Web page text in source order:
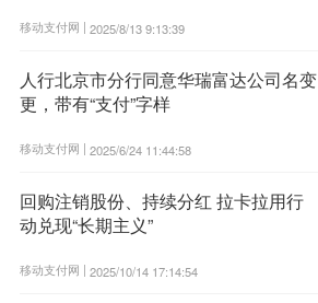
移动支付网 | 2025/8/13 9:13:39
人行北京市分行同意华瑞富达公司名变
更，带有“支付”字样
移动支付网 | 2025/6/24 11:44:58
回购注销股份、持续分红 拉卡拉用行
动兑现“长期主义”
移动支付网 | 2025/10/14 17:14:54